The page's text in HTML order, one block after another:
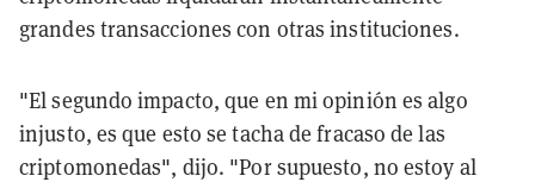
grandes transacciones con otras instituciones.
"El segundo impacto, que en mi opinión es algo
injusto, es que esto se tacha de fracaso de las
criptomonedas", dijo. "Por supuesto, no estoy al